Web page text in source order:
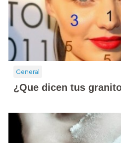
General
¿Que dicen tus